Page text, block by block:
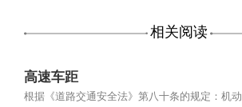
相关阅读
高速车距
根据《道路交通安全法》第八十条的规定：机动